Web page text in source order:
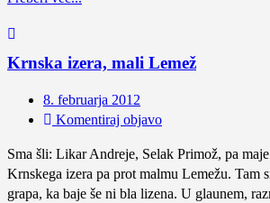
Krnska izera, mali Lemež
8. februarja 2012
Komentiraj objavo
Sma šli: Likar Andreje, Selak Primož, pa
Krnskega izera pa prot malmu Lemežu. Tam
grapa, ka baje še ni bla lizena. U glaunem,